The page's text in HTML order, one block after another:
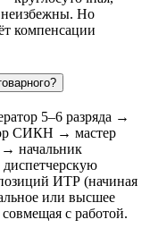
Но
компенсации
5–6 разряда →
СИКН → мастер
→ начальник
диспетчерскую
ИТР (начиная
или высшее
с работой.